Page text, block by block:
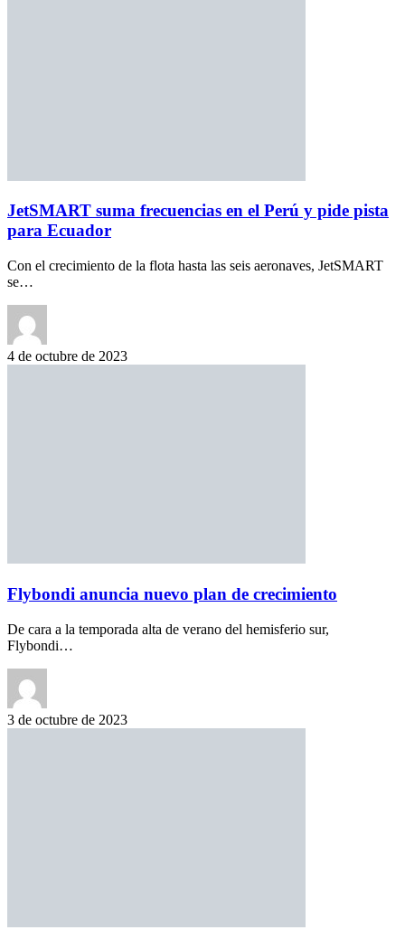
JetSMART suma frecuencias en el Perú y pide pista
para Ecuador
Con el crecimiento de la flota hasta las seis aeronaves, JetSMART
se…
4 de octubre de 2023
Flybondi anuncia nuevo plan de crecimiento
De cara a la temporada alta de verano del hemisferio sur,
Flybondi…
3 de octubre de 2023